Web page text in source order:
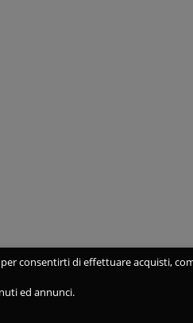
consentirti di effettuare acquisti,
ed annunci.